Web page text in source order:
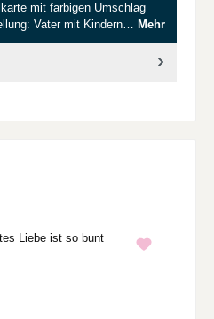
mit farbigen Umschlag
Vater mit Kindern… Mehr